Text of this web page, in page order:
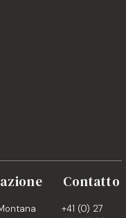
Contatto
+41 (0) 27